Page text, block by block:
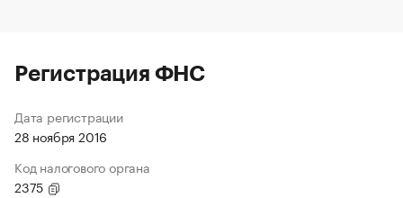
Регистрация ФНС
Дата регистрации
28 ноября 2016
Код налогового органа
2375